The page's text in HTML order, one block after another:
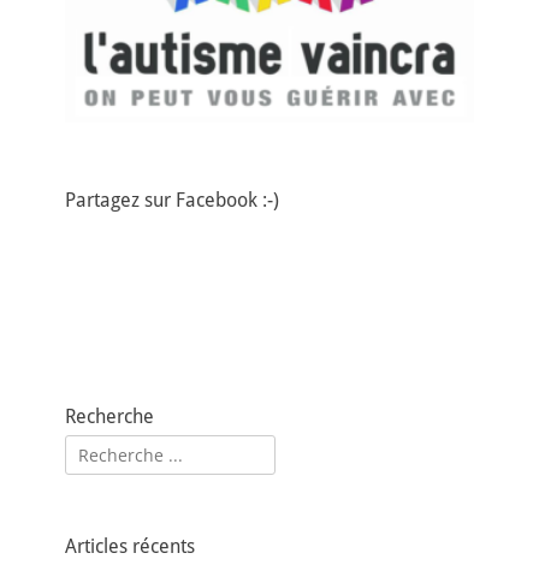
Partagez sur Facebook :-)
Recherche
Rechercher :
Articles récents